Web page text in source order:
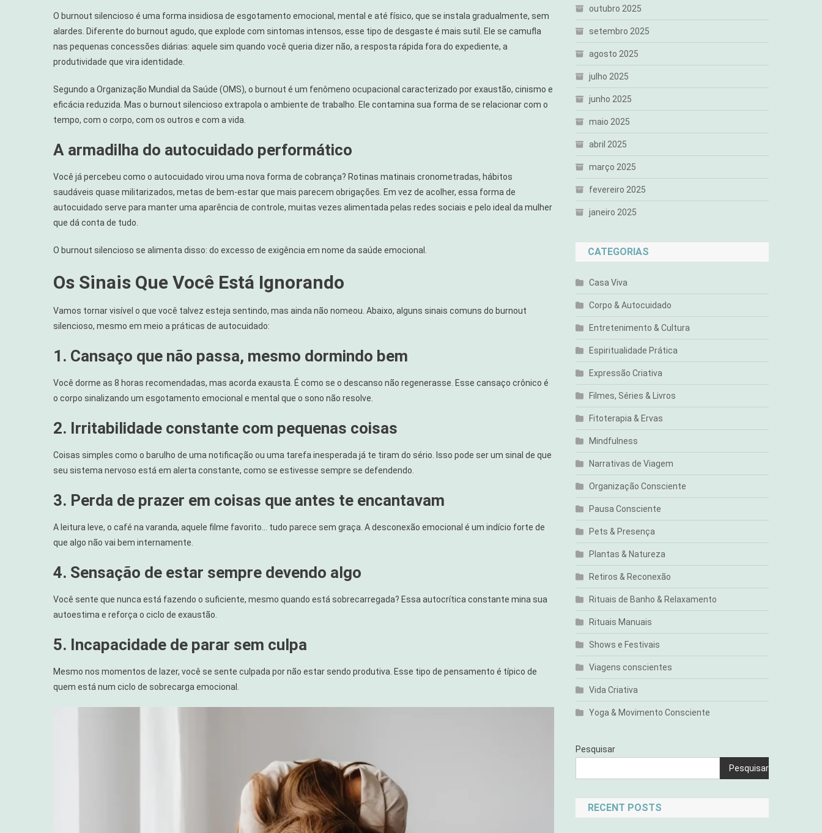
O burnout silencioso é uma forma insidiosa de esgotamento emocional, mental e até físico, que se instala gradualmente, sem
alardes. Diferente do burnout agudo, que explode com sintomas intensos, esse tipo de desgaste é mais sutil. Ele se camufla
nas pequenas concessões diárias: aquele sim quando você queria dizer não, a resposta rápida fora do expediente, a
produtividade que vira identidade.
Segundo a Organização Mundial da Saúde (OMS), o burnout é um fenômeno ocupacional caracterizado por exaustão, cinismo e
eficácia reduzida. Mas o burnout silencioso extrapola o ambiente de trabalho. Ele contamina sua forma de se relacionar com o
tempo, com o corpo, com os outros e com a vida.
A armadilha do autocuidado performático
Você já percebeu como o autocuidado virou uma nova forma de cobrança? Rotinas matinais cronometradas, hábitos
saudáveis quase militarizados, metas de bem-estar que mais parecem obrigações. Em vez de acolher, essa forma de
autocuidado serve para manter uma aparência de controle, muitas vezes alimentada pelas redes sociais e pelo ideal da mulher
que dá conta de tudo.
O burnout silencioso se alimenta disso: do excesso de exigência em nome da saúde emocional.
Os Sinais Que Você Está Ignorando
Vamos tornar visível o que você talvez esteja sentindo, mas ainda não nomeou. Abaixo, alguns sinais comuns do burnout
silencioso, mesmo em meio a práticas de autocuidado:
1. Cansaço que não passa, mesmo dormindo bem
Você dorme as 8 horas recomendadas, mas acorda exausta. É como se o descanso não regenerasse. Esse cansaço crônico é
o corpo sinalizando um esgotamento emocional e mental que o sono não resolve.
2. Irritabilidade constante com pequenas coisas
Coisas simples como o barulho de uma notificação ou uma tarefa inesperada já te tiram do sério. Isso pode ser um sinal de que
seu sistema nervoso está em alerta constante, como se estivesse sempre se defendendo.
3. Perda de prazer em coisas que antes te encantavam
A leitura leve, o café na varanda, aquele filme favorito… tudo parece sem graça. A desconexão emocional é um indício forte de
que algo não vai bem internamente.
4. Sensação de estar sempre devendo algo
Você sente que nunca está fazendo o suficiente, mesmo quando está sobrecarregada? Essa autocrítica constante mina sua
autoestima e reforça o ciclo de exaustão.
5. Incapacidade de parar sem culpa
Mesmo nos momentos de lazer, você se sente culpada por não estar sendo produtiva. Esse tipo de pensamento é típico de
quem está num ciclo de sobrecarga emocional.
outubro 2025
setembro 2025
agosto 2025
julho 2025
junho 2025
maio 2025
abril 2025
março 2025
fevereiro 2025
janeiro 2025
CATEGORIAS
Casa Viva
Corpo & Autocuidado
Entretenimento & Cultura
Espiritualidade Prática
Expressão Criativa
Filmes, Séries & Livros
Fitoterapia & Ervas
Mindfulness
Narrativas de Viagem
Organização Consciente
Pausa Consciente
Pets & Presença
Plantas & Natureza
Retiros & Reconexão
Rituais de Banho & Relaxamento
Rituais Manuais
Shows e Festivais
Viagens conscientes
Vida Criativa
Yoga & Movimento Consciente
Pesquisar
Pesquisar
RECENT POSTS